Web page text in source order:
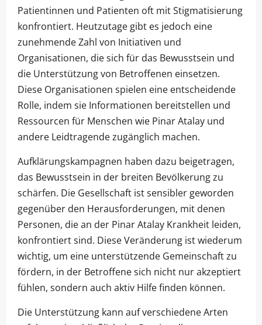
Patientinnen und Patienten oft mit Stigmatisierung
konfrontiert. Heutzutage gibt es jedoch eine
zunehmende Zahl von Initiativen und
Organisationen, die sich für das Bewusstsein und
die Unterstützung von Betroffenen einsetzen.
Diese Organisationen spielen eine entscheidende
Rolle, indem sie Informationen bereitstellen und
Ressourcen für Menschen wie Pinar Atalay und
andere Leidtragende zugänglich machen.
Aufklärungskampagnen haben dazu beigetragen,
das Bewusstsein in der breiten Bevölkerung zu
schärfen. Die Gesellschaft ist sensibler geworden
gegenüber den Herausforderungen, mit denen
Personen, die an der Pinar Atalay Krankheit leiden,
konfrontiert sind. Diese Veränderung ist wiederum
wichtig, um eine unterstützende Gemeinschaft zu
fördern, in der Betroffene sich nicht nur akzeptiert
fühlen, sondern auch aktiv Hilfe finden können.
Die Unterstützung kann auf verschiedene Arten